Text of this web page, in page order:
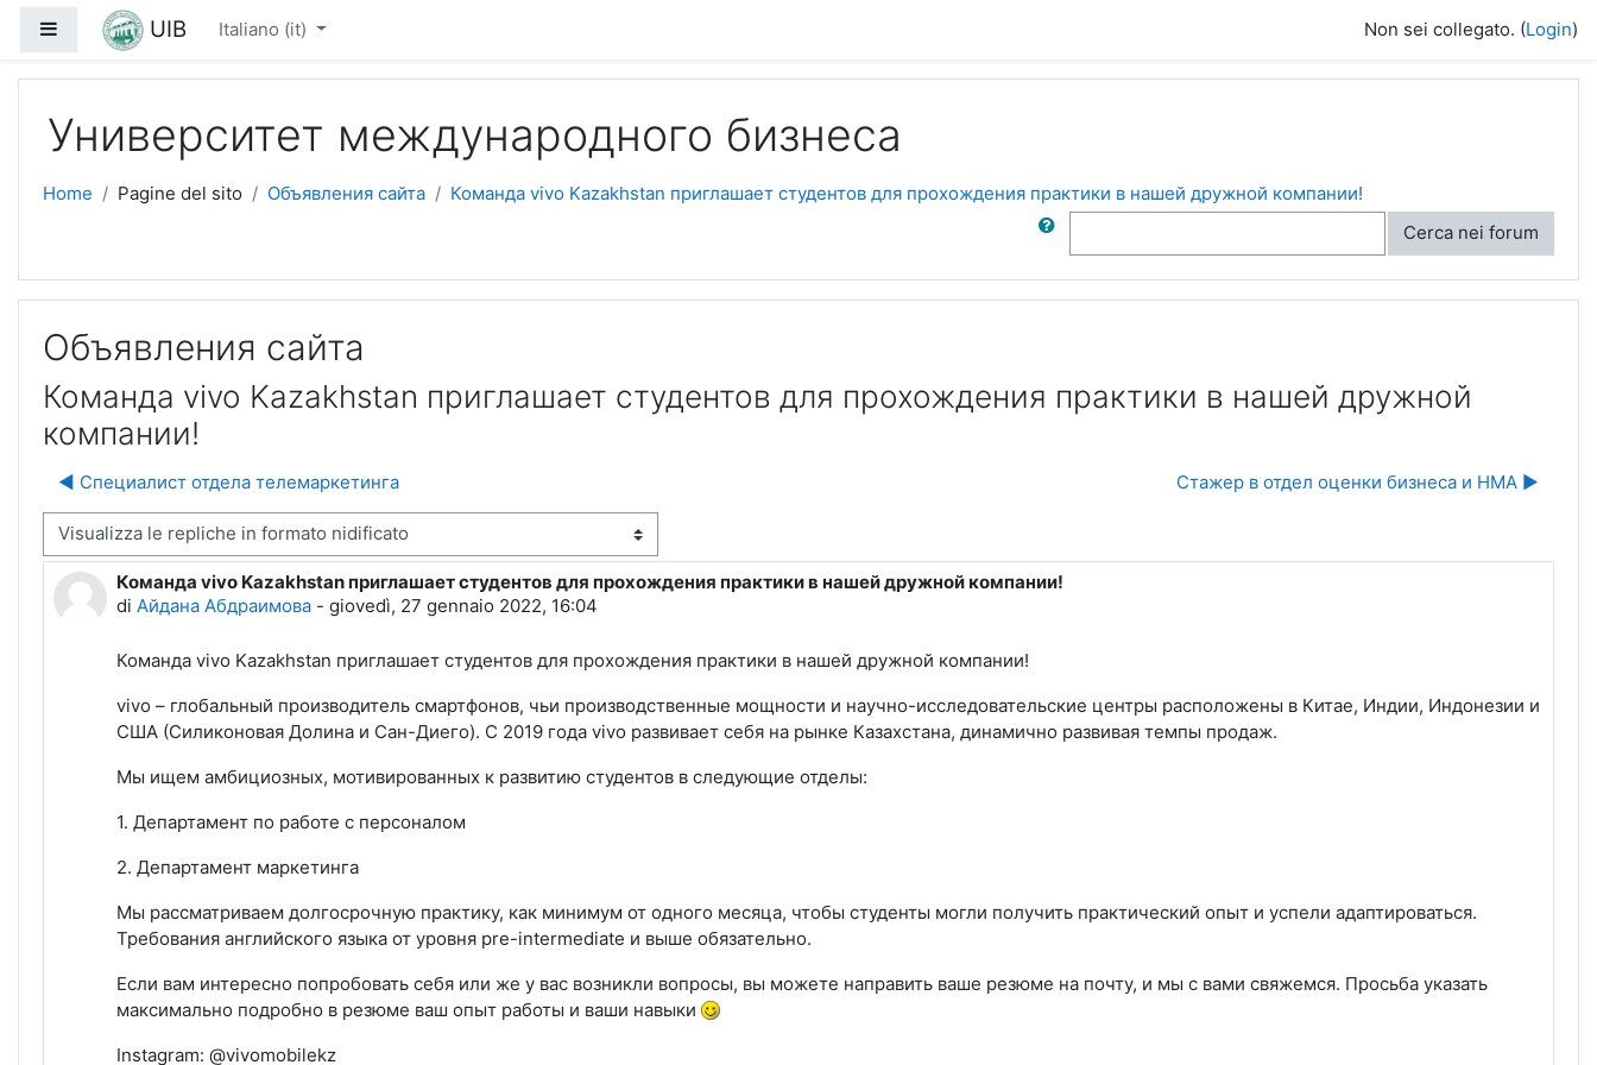
Vai al contenuto principale
Pannello laterale
UIB Italiano ‎(it)‎ Non sei collegato. (Login)
Университет международного бизнеса
Home Pagine del sito Объявления сайта Команда vivo Kazakhstan приглашает студентов для прохождения практики в нашей дружной компании!
Cerca
Cerca nei forum
Объявления сайта
Команда vivo Kazakhstan приглашает студентов для прохождения практики в нашей дружной
компании!
◀︎ Специалист отдела телемаркетинга Стажер в отдел оценки бизнеса и НМА ▶︎
visualizzazione
Команда vivo Kazakhstan приглашает студентов для прохождения практики в нашей дружной компании!
di Айдана Абдраимова - giovedì, 27 gennaio 2022, 16:04
Numero di risposte: 0
Команда vivo Kazakhstan приглашает студентов для прохождения практики в нашей дружной компании!
vivo – глобальный производитель смартфонов, чьи производственные мощности и научно-исследовательские центры расположены в Китае, Индии, Индонезии и
США (Силиконовая Долина и Сан-Диего). С 2019 года vivo развивает себя на рынке Казахстана, динамично развивая темпы продаж.
Мы ищем амбициозных, мотивированных к развитию студентов в следующие отделы:
1. Департамент по работе с персоналом
2. Департамент маркетинга
Мы рассматриваем долгосрочную практику, как минимум от одного месяца, чтобы студенты могли получить практический опыт и успели адаптироваться.
Требования английского языка от уровня pre-intermediate и выше обязательно.
Если вам интересно попробовать себя или же у вас возникли вопросы, вы можете направить ваше резюме на почту, и мы с вами свяжемся. Просьба указать
максимально подробно в резюме ваш опыт работы и ваши навыки
Instagram: @vivomobilekz